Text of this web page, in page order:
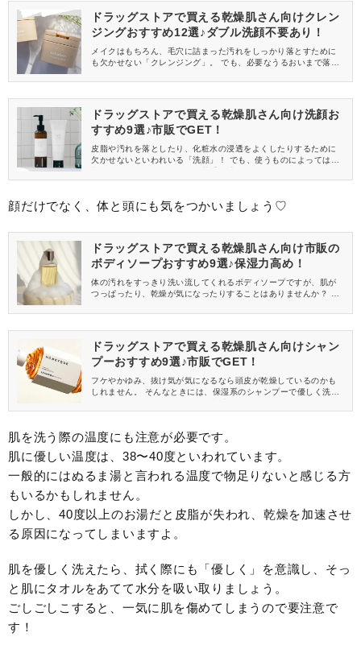
ドラッグストアで買える乾燥肌さん向けクレン
ジングおすすめ12選♪ダブル洗顔不要あり！
メイクはもちろん、毛穴に詰まった汚れをしっかり落とすために
も欠かせない「クレンジング」。 でも、必要なうるおいまで落と
は、乾燥肌さんにおすすめのドラッグストアで買えるクレンジン
ドラッグストアで買える乾燥肌さん向け洗顔お
すすめ9選♪市販でGET！
皮脂や汚れを落としたり、化粧水の浸透をよくしたりするために
欠かせないといわれいる「洗顔」！ でも、使うものによっては洗
よね。 そこで今回は、ドラッグストアで買える乾燥肌さん向けの
顔だけでなく、体と頭にも気をつかいましょう♡
ドラッグストアで買える乾燥肌さん向け市販の
ボディソープおすすめ9選♪保湿力高め！
体の汚れをすっきり洗い流してくれるボディソープですが、肌が
つっぱったり、乾燥が気になったりすることはありませんか？ 乾
を選ぶのがポイント！ そこで今回は、ドラッグストアで買える乾
ドラッグストアで買える乾燥肌さん向けシャン
プーおすすめ9選♪市販でGET！
フケやかゆみ、抜け気が気になるなら頭皮が乾燥しているのかも
しれません。 そんなときには、保湿系のシャンプーで優しく洗う
る乾燥肌さん向けのシャンプーをご紹介します♪
肌を洗う際の温度にも注意が必要です。
肌に優しい温度は、38〜40度といわれています。
一般的にはぬるま湯と言われる温度で物足りないと感じる方
もいるかもしれません。
しかし、40度以上のお湯だと皮脂が失われ、乾燥を加速させ
る原因になってしまいますよ。
肌を優しく洗えたら、拭く際にも「優しく」を意識し、そっ
と肌にタオルをあてて水分を吸い取りましょう。
ごしごしこすると、一気に肌を傷めてしまうので要注意で
す！